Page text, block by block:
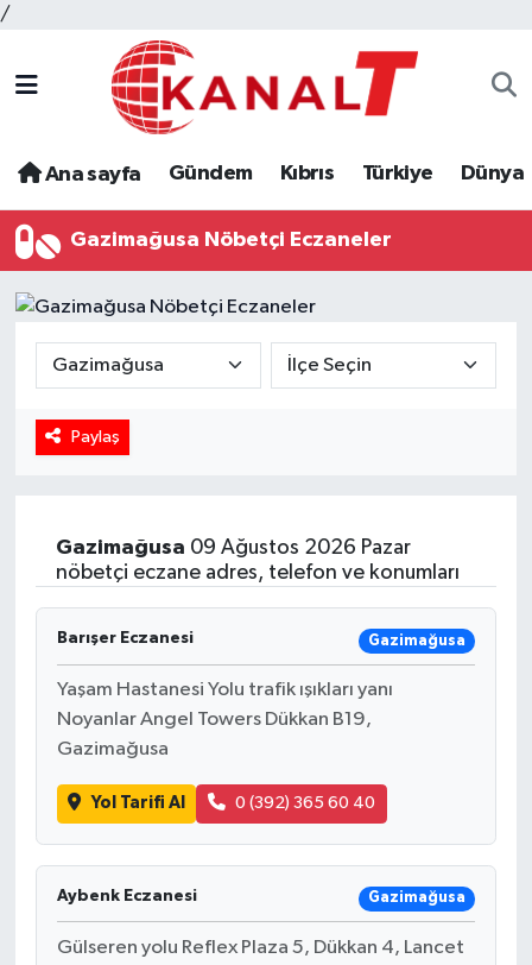
/
Ana sayfa Gündem Kıbrıs Türkiye Dünya
Gazimağusa Nöbetçi Eczaneler
Paylaş
Gazimağusa 09 Ağustos 2026 Pazar
nöbetçi eczane adres, telefon ve konumları
Barışer Eczanesi Gazimağusa
Yaşam Hastanesi Yolu trafik ışıkları yanı
Noyanlar Angel Towers Dükkan B19,
Gazimağusa
Yol Tarifi Al 0 (392) 365 60 40
Aybenk Eczanesi Gazimağusa
Gülseren yolu Reflex Plaza 5, Dükkan 4, Lancet